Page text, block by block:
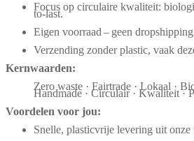
Focus op circulaire kwaliteit:
to-last.
Eigen voorraad – geen
Verzending zonder plastic, vaak
Kernwaarden:
Zero waste · Fairtrade · Lokaal ·
Handmade · Circulair · Kwaliteit ·
Voordelen voor jou:
Snelle, plasticvrije levering uit onze